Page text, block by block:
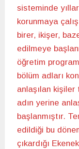
sisteminde
korunmaya
birer, ikişer,
edilmeye
öğretim
bölüm adları
anlaşılan
adın yerine
başlanmıştır.
edildiği bu
çıkardığı